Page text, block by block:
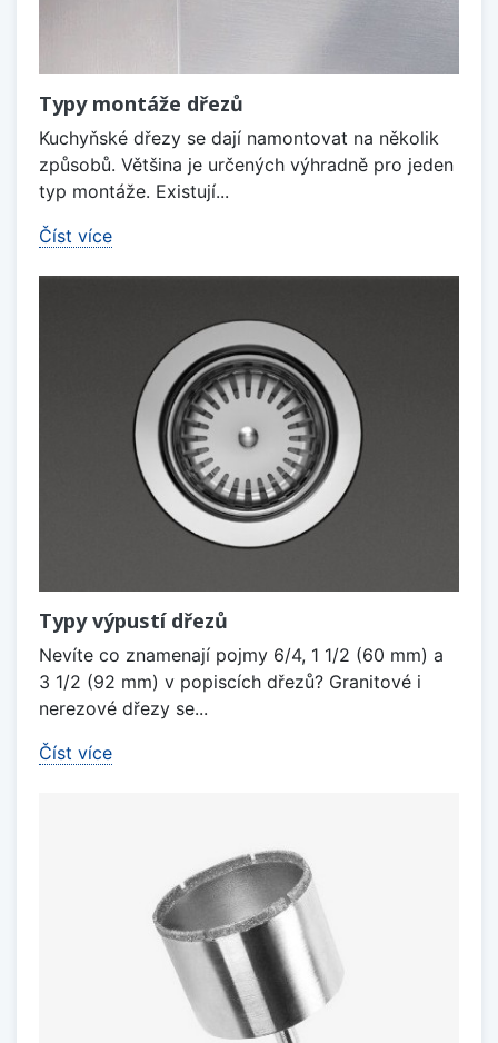
Typy montáže dřezů
Kuchyňské dřezy se dají namontovat na několik
způsobů. Většina je určených výhradně pro jeden
typ montáže. Existují...
Číst více
Typy výpustí dřezů
Nevíte co znamenají pojmy 6/4, 1 1/2 (60 mm) a
3 1/2 (92 mm) v popiscích dřezů? Granitové i
nerezové dřezy se...
Číst více